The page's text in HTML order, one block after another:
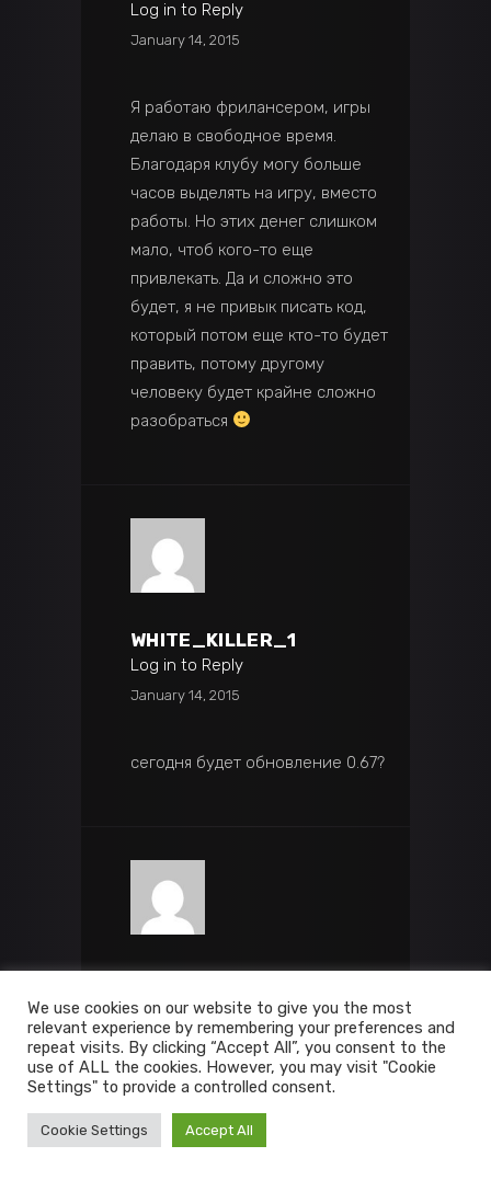
Log in to Reply
January 14, 2015
Я работаю фрилансером, игры
делаю в свободное время.
Благодаря клубу могу больше
часов выделять на игру, вместо
работы. Но этих денег слишком
мало, чтоб кого-то еще
привлекать. Да и сложно это
будет, я не привык писать код,
который потом еще кто-то будет
править, потому другому
человеку будет крайне сложно
разобраться
WHITE_KILLER_1
Log in to Reply
January 14, 2015
сегодня будет обновление 0.67?
Log in to Reply
January 14, 2015
города, и пробежаться по новым
We use cookies on our website to give you the most
relevant experience by remembering your preferences and
repeat visits. By clicking “Accept All”, you consent to the
use of ALL the cookies. However, you may visit "Cookie
Settings" to provide a controlled consent.
Cookie Settings Accept All